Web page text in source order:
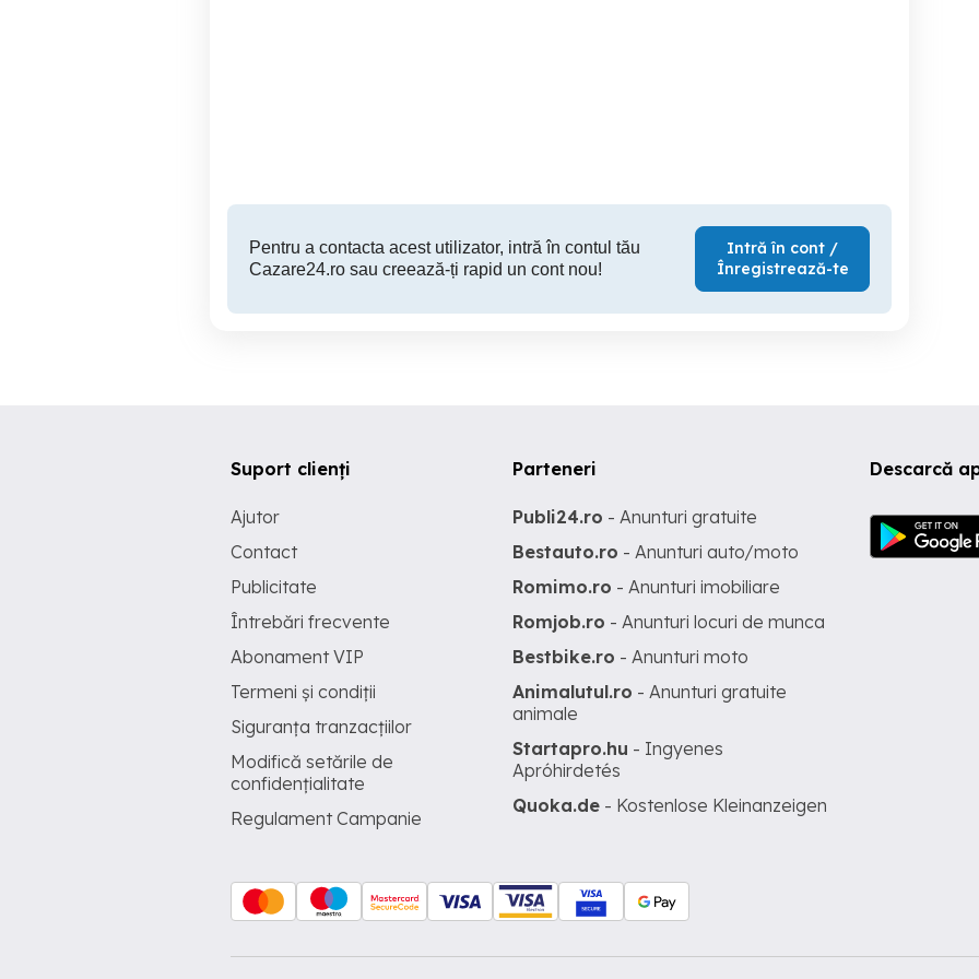
Pentru a contacta acest utilizator, intră în contul tău
Cazare24.ro sau creează-ți rapid un cont nou!
Intră în cont /
Înregistrează-te
Descarcă
Suport clienți
Ajutor
Contact
Publicitate
Întrebări frecvente
Abonament VIP
Termeni și condiții
Siguranța tranzacțiilor
Modifică setările de
confidențialitate
Regulament Campanie
Parteneri
Publi24.ro - Anunturi gratuite
Bestauto.ro - Anunturi auto/moto
Romimo.ro - Anunturi imobiliare
Romjob.ro - Anunturi locuri de munca
Bestbike.ro - Anunturi moto
Animalutul.ro - Anunturi gratuite
animale
Startapro.hu - Ingyenes
Apróhirdetés
Quoka.de - Kostenlose Kleinanzeigen